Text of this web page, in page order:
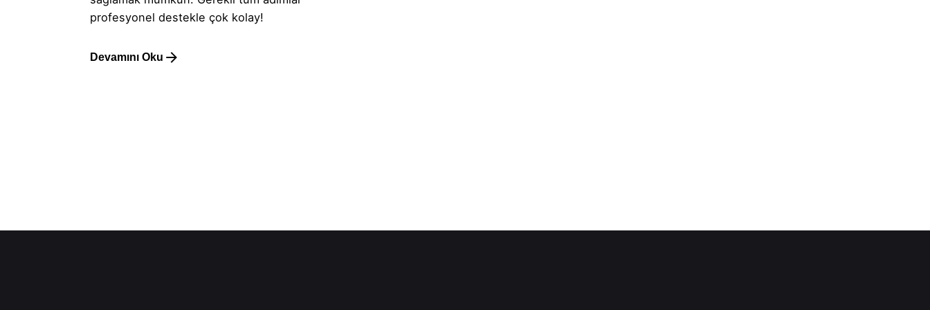
profesyonel destekle çok kolay!
Devamını Oku